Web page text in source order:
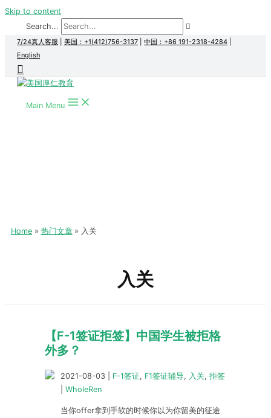
Skip to content
Search...
7/24真人客服 美国：+1(412)756-3137 中国：+86 191-2318-4284
English
Main Menu
Home 热门文章 入关
入关
【F-1签证拒签】中国学生被拒格
外多？
2021-08-03 F-1签证, F1签证辅导, 入关, 拒签
WholeRen
当你offer拿到手软的时候你以为你留美的征途